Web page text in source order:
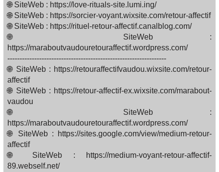
🌐 SiteWeb : https://love-rituals-site.lumi.ing/
🌐 SiteWeb : https://sorcier-voyant.wixsite.com/retour-affectif
🌐 SiteWeb : https://rituel-retour-affectif.canalblog.com/
🌐 SiteWeb :
https://maraboutvaudouretouraffectif.wordpress.com/
-----------------------------------------------------------------
🌐 SiteWeb : https://retouraffectifvaudou.wixsite.com/retour-
affectif
🌐 SiteWeb : https://retour-affectif-ex.wixsite.com/marabout-
vaudou
🌐 SiteWeb :
https://maraboutvaudouretouraffectif.wordpress.com/
🌐 SiteWeb : https://sites.google.com/view/medium-retour-
affectif
🌐 SiteWeb : https://medium-voyant-retour-affectif-
89.webself.net/